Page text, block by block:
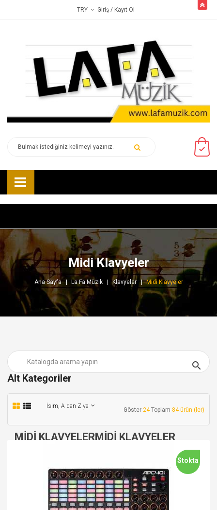
TRY Giriş / Kayıt Ol
Midi Klavyeler
Ana Sayfa La Fa Müzik Klavyeler Midi Klavyeler

MIDI KLAVYELERMIDI KLAVYELER
Alt Kategoriler
İsim, A dan Z ye
Göster 24Toplam 84 ürün (ler)
Stokta